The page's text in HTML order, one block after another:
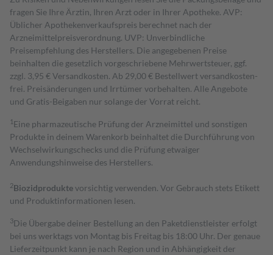
fragen Sie Ihre Ärztin, Ihren Arzt oder in Ihrer Apotheke. AVP:
Üblicher Apothekenverkaufspreis berechnet nach der
Arzneimittelpreisverordnung. UVP: Unverbindliche
Preisempfehlung des Herstellers. Die angegebenen Preise
beinhalten die gesetzlich vorgeschriebene Mehrwertsteuer, ggf.
zzgl. 3,95 € Versandkosten. Ab 29,00 € Bestell­wert versand­kosten­
frei. Preisänderungen und Irrtümer vorbehalten. Alle Angebote
und Gratis-Beigaben nur solange der Vorrat reicht.
1 Eine pharmazeutische Prüfung der Arzneimittel und sonstigen
Produkte in deinem Warenkorb beinhaltet die Durchführung von
Wechselwirkungschecks und die Prüfung etwaiger
Anwendungshinweise des Herstellers.
2Biozidproduktevorsichtig verwenden. Vor Gebrauch stets Etikett
und Produktinformationen lesen.
3Die Übergabe deiner Bestellung an den Paketdienstleister erfolgt
bei uns werktags von Montag bis Freitag bis 18:00 Uhr. Der genaue
Lieferzeitpunkt kann je nach Region und in Abhängigkeit der